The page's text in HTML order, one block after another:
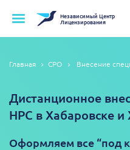
НезависимыйЦентр
Лицензирования
Главная СРО Внесение
Дистанционное
НРС в Хабаровске и
Оформляем все “под